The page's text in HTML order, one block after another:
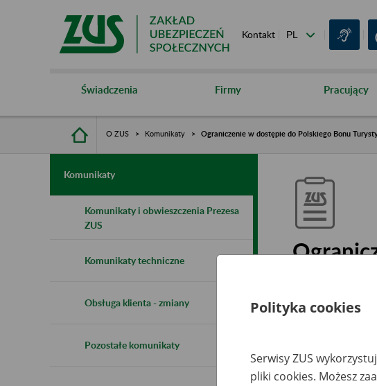
Kontakt
Świadczenia Firmy Pracujący
O ZUS Komunikaty Ograniczenie w dostępie do Polskiego Bonu
Komunikaty
Komunikaty i obwieszczenia Prezesa
ZUS
Komunikaty techniczne
Obsługa klienta - zmiany
Pozostałe komunikaty
Polityka cookies
Serwisy ZUS
pliki cookies. Możesz